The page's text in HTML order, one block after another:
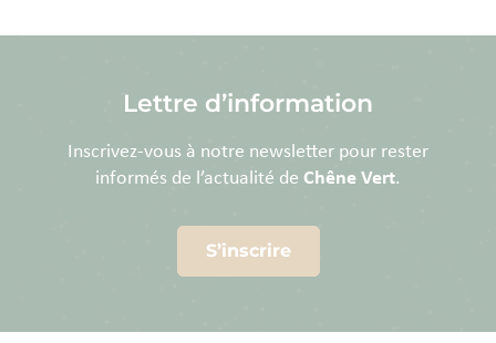
Lettre d’information
Inscrivez-vous à notre newsletter pour rester
informés de l’actualité de Chêne Vert.
S’inscrire